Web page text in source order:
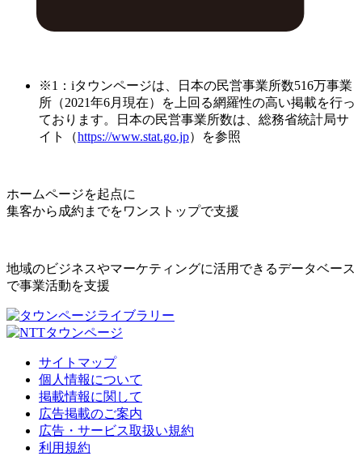
※1：iタウンページは、日本の民営事業所数516万事業
所（2021年6月現在）を上回る網羅性の高い掲載を行っ
ております。日本の民営事業所数は、総務省統計局サ
イト（https://www.stat.go.jp）を参照
ホームページを起点に
集客から成約までをワンストップで支援
地域のビジネスやマーケティングに活用できるデータベース
で事業活動を支援
サイトマップ
個人情報について
掲載情報に関して
広告掲載のご案内
広告・サービス取扱い規約
利用規約